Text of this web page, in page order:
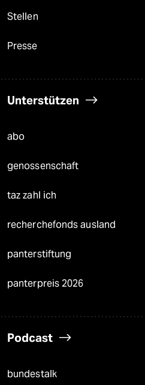
Stellen
Presse
Unterstützen
abo
genossenschaft
taz zahl ich
recherchefonds ausland
panterstiftung
panterpreis 2026
Podcast
bundestalk